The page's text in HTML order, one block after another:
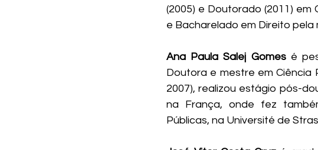
(2005) e Doutorado (2011) em
e Bacharelado em Direito pela
Ana Paula Salej Gomes é
Doutora e mestre em Ciência
2007), realizou estágio pós-
na França, onde fez
Públicas, na Université de